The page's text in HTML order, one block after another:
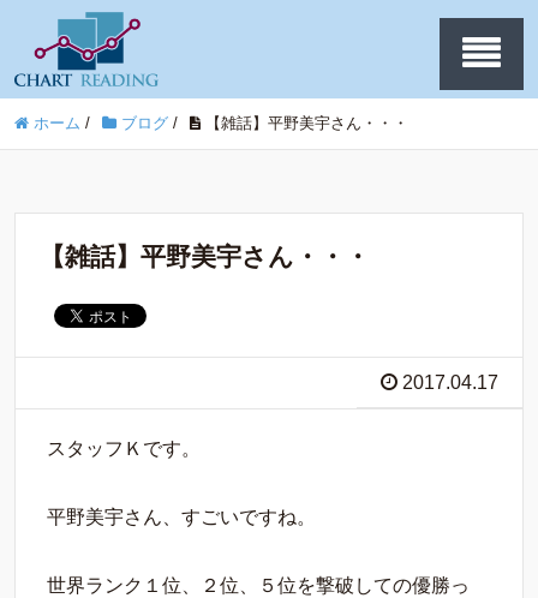
ホーム / ブログ / 【雑話】平野美宇さん・・・
【雑話】平野美宇さん・・・
2017.04.17
スタッフＫです。
平野美宇さん、すごいですね。
世界ランク１位、２位、５位を撃破しての優勝っ